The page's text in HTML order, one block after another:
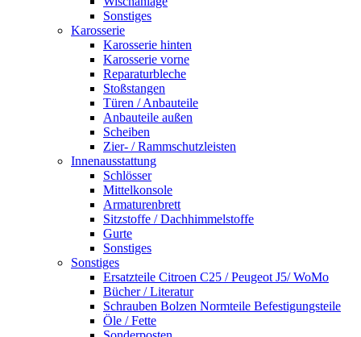
Sonstiges
Karosserie
Karosserie hinten
Karosserie vorne
Reparaturbleche
Stoßstangen
Türen / Anbauteile
Anbauteile außen
Scheiben
Zier- / Rammschutzleisten
Innenausstattung
Schlösser
Mittelkonsole
Armaturenbrett
Sitzstoffe / Dachhimmelstoffe
Gurte
Sonstiges
Sonstiges
Ersatzteile Citroen C25 / Peugeot J5/ WoMo
Bücher / Literatur
Schrauben Bolzen Normteile Befestigungsteile
Öle / Fette